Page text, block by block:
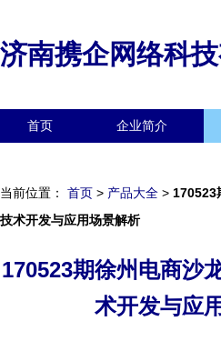
济南携企网络科
首页 企业简介
当前位置： 首页 > 产品大全 > 170523
技术开发与应用场景解析
170523期徐州电商沙
术开发与应